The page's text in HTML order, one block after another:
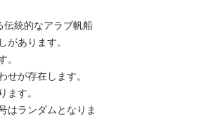
伝統的なアラブ帆船
があります。
。
せが存在します。
ます。
はランダムとなりま